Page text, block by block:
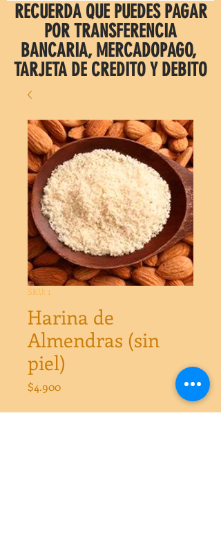
RECUERDA QUE PUEDES PAGAR
POR TRANSFERENCIA
BANCARIA, MERCADOPAGO,
TARJETA DE CREDITO Y DEBITO
SKU: 1
Harina de
Almendras (sin
piel)
$4.900Precio
Cantidad *